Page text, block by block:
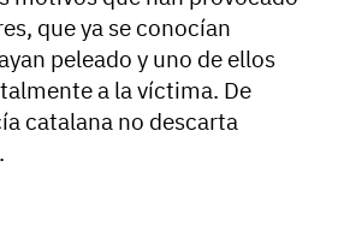
que ya se conocían
peleado y uno de ellos
a la víctima. De
catalana no descarta